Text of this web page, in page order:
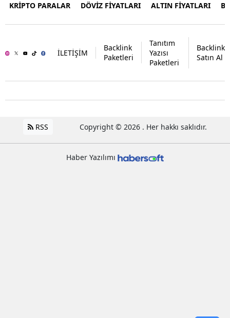
KRİPTO PARALAR DÖVİZ FİYATLARI ALTIN FİYATLARI
İLETİŞİM
Backlink
Paketleri
Tanıtım
Yazısı
Paketleri
Backlink
Satın Al
RSS Copyright © 2026 . Her hakkı saklıdır.
Haber Yazılımı